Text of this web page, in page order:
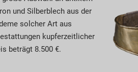
und Silberblech aus der
solcher Art aus
kupferzeitlicher
beträgt 8.500 €.